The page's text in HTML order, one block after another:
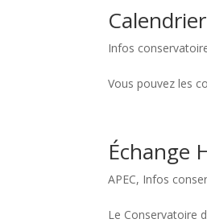
Infos
Vous pouvez les
Échange
APEC, Infos
Le Conservatoire